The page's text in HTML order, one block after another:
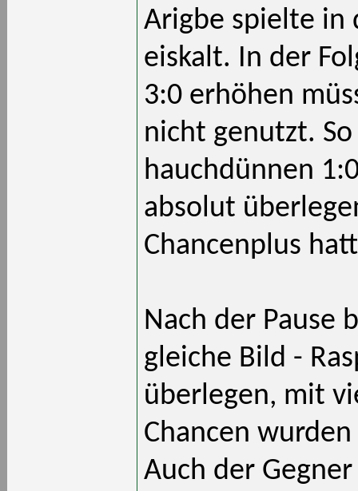
Arigbe spielte in
eiskalt. In der
3:0 erhöhen
nicht genutzt.
hauchdünnen
absolut
Chancenplus
Nach der Pause
gleiche Bild -
überlegen, mit
Chancen
Auch der